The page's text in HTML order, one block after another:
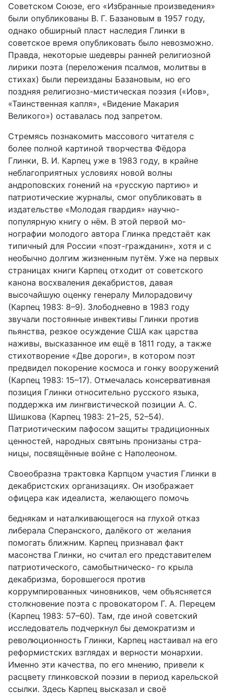
Советском Союзе, его «Избранные произведения»
были опубликованы В. Г. Базановым в 1957 году,
однако обширный пласт наследия Глинки в
советское время опубликовать было невозможно.
Правда, некоторые шедевры ранней религиозной
лирики поэта (перело­жения псалмов, молитвы в
стихах) были переизданы Базановым, но его
поздняя религиозно-мистическая поэзия («Иов»,
«Таинственная капля», «Видение Макария
Великого») оставалась под запретом.
Стремясь познакомить массового читателя с
более полной картиной творчества Фёдора
Глинки, В. И. Карпец уже в 1983 году, в крайне
небла­гоприятных условиях новой волны
андроповских гонений на «русскую партию» и
патриотические журналы, смог опубликовать в
издательстве «Молодая гвардия» научно-
популярную книгу о нём. В этой первой мо­
нографии молодого автора Глинка предстаёт как
типичный для России «поэт-гражданин», хотя и с
необычно долгим жизненным путём. Уже на первых
страницах книги Карпец отходит от советского
канона восхва­ления декабристов, давая
высочайшую оценку генералу Милорадовичу
(Карпец 1983: 8–9). Злободневно в 1983 году
звучали постоянные ин­вективы Глинки против
пьянства, резкое осуждение США как царства
наживы, высказанное им ещё в 1811 году, а также
стихотворение «Две дороги», в котором поэт
предвидел покорение космоса и гонку вооруже­ний
(Карпец 1983: 15–17). Отмечалась консервативная
позиция Глинки относительно русского языка,
поддержка им лингвистической позиции А. С.
Шишкова (Карпец 1983: 21–25, 52–54).
Патриотическим пафосом защиты традиционных
ценностей, народных святынь пронизаны стра­
ницы, посвящённые войне с Наполеоном.
Своеобразна трактовка Карпцом участия Глинки в
декабристских ор­ганизациях. Он изображает
офицера как идеалиста, желающего помочь
беднякам и наталкивающегося на глухой отказ
либерала Сперанского, да­лёкого от желания
помогать ближним. Карпец признавал факт
масонства Глинки, но считал его представителем
патриотического, самобытническо- го крыла
декабризма, боровшегося против
коррумпированных чиновни­ков, чем объясняется
столкновение поэта с провокатором Г. А. Перецем
(Карпец 1983: 57–60). Там, где иной советский
исследователь подчеркнул бы демократизм и
революционность Глинки, Карпец настаивал на его
реформистских взглядах и верности монархии.
Именно эти качества, по его мнению, привели к
расцвету глинковской поэзии в период карельской
ссылки. Здесь Карпец высказал и своё